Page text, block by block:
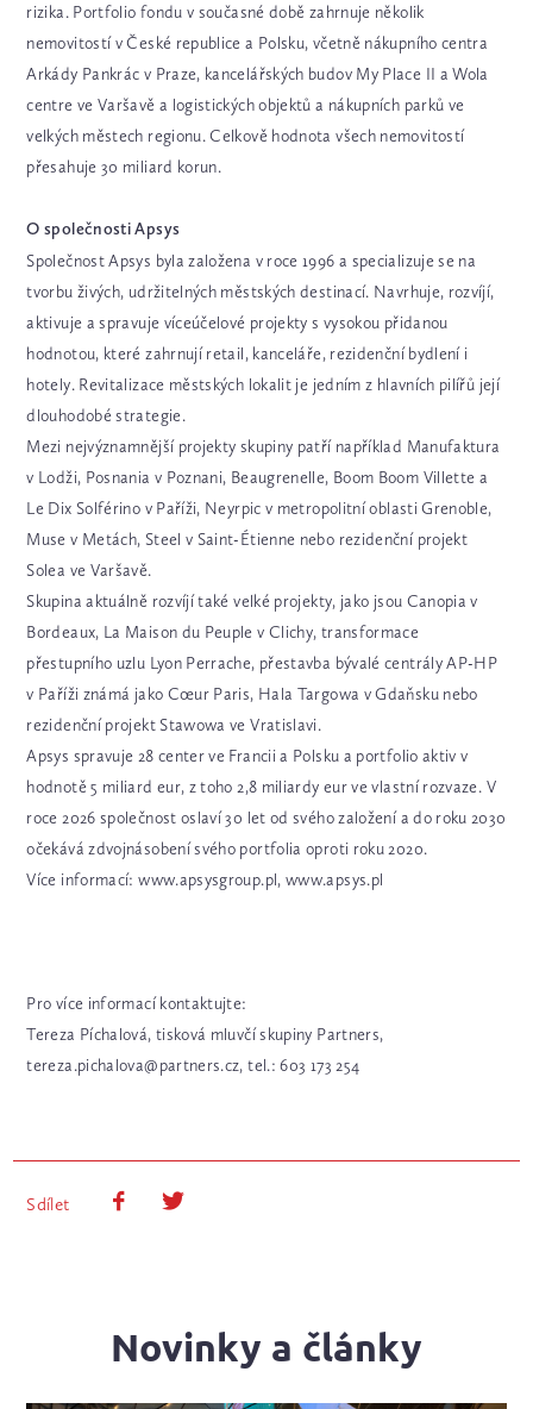
rizika. Portfolio fondu v současné době zahrnuje několik
nemovitostí v České republice a Polsku, včetně nákupního centra
Arkády Pankrác v Praze, kancelářských budov My Place II a Wola
centre ve Varšavě a logistických objektů a nákupních parků ve
velkých městech regionu. Celkově hodnota všech nemovitostí
přesahuje 30 miliard korun.
O společnosti Apsys
Společnost Apsys byla založena v roce 1996 a specializuje se na
tvorbu živých, udržitelných městských destinací. Navrhuje, rozvíjí,
aktivuje a spravuje víceúčelové projekty s vysokou přidanou
hodnotou, které zahrnují retail, kanceláře, rezidenční bydlení i
hotely. Revitalizace městských lokalit je jedním z hlavních pilířů její
dlouhodobé strategie.
Mezi nejvýznamnější projekty skupiny patří například Manufaktura
v Lodži, Posnania v Poznani, Beaugrenelle, Boom Boom Villette a
Le Dix Solférino v Paříži, Neyrpic v metropolitní oblasti Grenoble,
Muse v Metách, Steel v Saint-Étienne nebo rezidenční projekt
Solea ve Varšavě.
Skupina aktuálně rozvíjí také velké projekty, jako jsou Canopia v
Bordeaux, La Maison du Peuple v Clichy, transformace
přestupního uzlu Lyon Perrache, přestavba bývalé centrály AP-HP
v Paříži známá jako Cœur Paris, Hala Targowa v Gdaňsku nebo
rezidenční projekt Stawowa ve Vratislavi.
Apsys spravuje 28 center ve Francii a Polsku a portfolio aktiv v
hodnotě 5 miliard eur, z toho 2,8 miliardy eur ve vlastní rozvaze. V
roce 2026 společnost oslaví 30 let od svého založení a do roku 2030
očekává zdvojnásobení svého portfolia oproti roku 2020.
Více informací: www.apsysgroup.pl, www.apsys.pl
Pro více informací kontaktujte:
Tereza Píchalová, tisková mluvčí skupiny Partners,
tereza.pichalova@partners.cz, tel.: 603 173 254
Sdílet
Novinky a články